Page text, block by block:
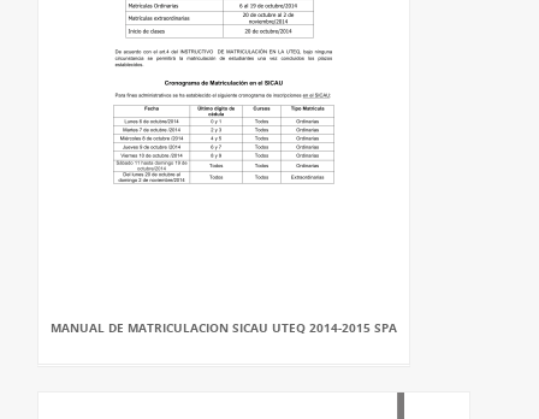
MANUAL DE MATRICULACION SICAU UTEQ 2014-2015 SPA